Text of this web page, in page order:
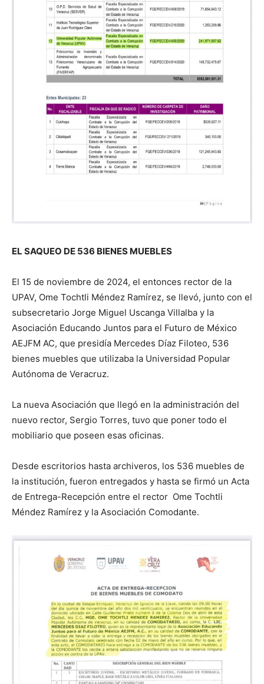
EL SAQUEO DE 536 BIENES MUEBLES
El 15 de noviembre de 2024, el entonces rector de la
UPAV, Ome Tochtli Méndez Ramírez, se llevó, junto con el
subsecretario Jorge Miguel Uscanga Villalba y la
Asociación Educando Juntos para el Futuro de México
AEJFM AC, que presidía Mercedes Díaz Filoteo, 536
bienes muebles que utilizaba la Universidad Popular
Autónoma de Veracruz.
La nueva Asociación que llegó en la administración del
nuevo rector, Sergio Torres, tuvo que poner todo el
mobiliario que poseen esas oficinas.
Desde escritorios hasta archiveros, los 536 muebles de
la institución, fueron entregados y hasta se firmó un Acta
de Entrega-Recepción entre el rector Ome Tochtli
Méndez Ramírez y la Asociación Comodante.